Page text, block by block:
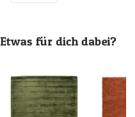
Etwas für dich dabei?